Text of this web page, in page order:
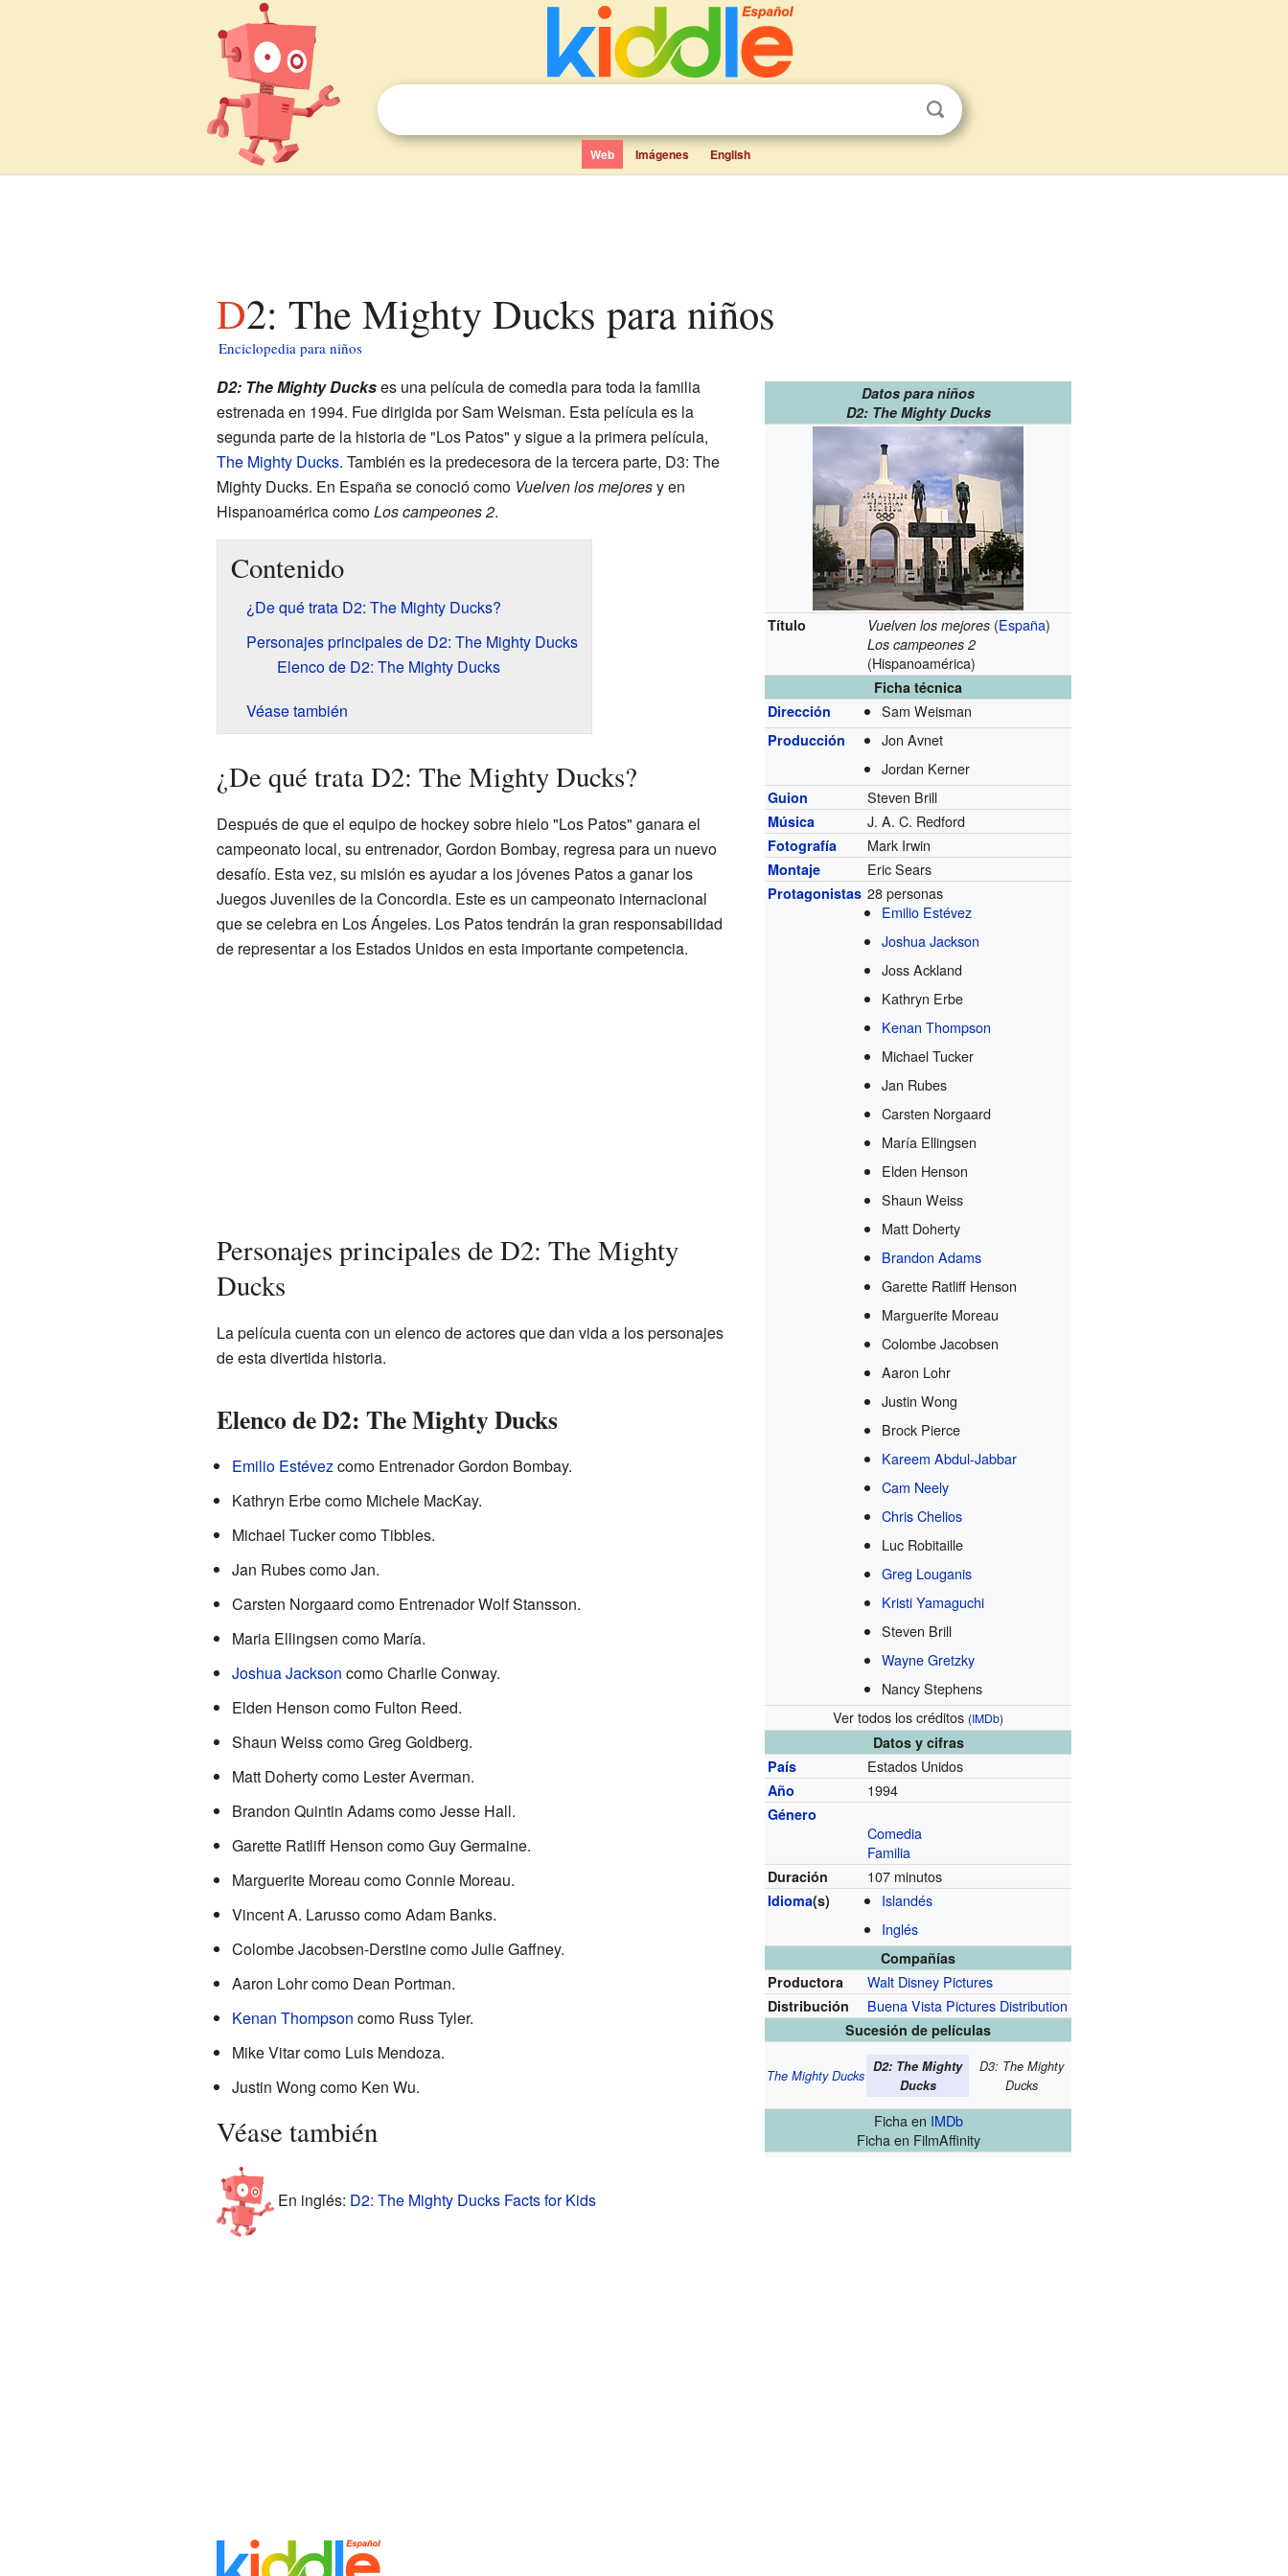
Web Imágenes English
D2: The Mighty Ducks para niños
Enciclopedia para niños
Datos para niños
D2: The Mighty Ducks
Título Vuelven los mejores (España)
Los campeones 2
(Hispanoamérica)
Ficha técnica
Dirección
Sam Weisman
Producción
Jon Avnet
Jordan Kerner
Guion Steven Brill
Música J. A. C. Redford
Fotografía Mark Irwin
Montaje Eric Sears
Protagonistas 28 personas
Emilio Estévez
Joshua Jackson
Joss Ackland
Kathryn Erbe
Kenan Thompson
Michael Tucker
Jan Rubes
Carsten Norgaard
María Ellingsen
Elden Henson
Shaun Weiss
Matt Doherty
Brandon Adams
Garette Ratliff Henson
Marguerite Moreau
Colombe Jacobsen
Aaron Lohr
Justin Wong
Brock Pierce
Kareem Abdul-Jabbar
Cam Neely
Chris Chelios
Luc Robitaille
Greg Louganis
Kristi Yamaguchi
Steven Brill
Wayne Gretzky
Nancy Stephens
Ver todos los créditos (IMDb)
Datos y cifras
País
Estados Unidos
Año 1994
Género
Comedia
Familia
Duración 107 minutos
Idioma(s)
Islandés
Inglés
Compañías
Productora
Walt Disney Pictures
Distribución Buena Vista Pictures Distribution
Sucesión de películas
The Mighty Ducks
D2: The Mighty
Ducks
D3: The Mighty
Ducks
Ficha en IMDb
Ficha en FilmAffinity
D2: The Mighty Duckses una película de comedia para toda la familia
estrenada en 1994. Fue dirigida por Sam Weisman. Esta película es la
segunda parte de la historia de "Los Patos" y sigue a la primera película,
The Mighty Ducks. También es la predecesora de la tercera parte, D3: The
Mighty Ducks. En España se conoció como Vuelven los mejoresy en
Hispanoamérica comoLos campeones 2.
Contenido
¿De qué trata D2: The Mighty Ducks?
Personajes principales de D2: The Mighty Ducks
Elenco de D2: The Mighty Ducks
Véase también
¿De qué trata D2: The Mighty Ducks?
Después de que el equipo de hockey sobre hielo "Los Patos" ganara el
campeonato local, su entrenador, Gordon Bombay, regresa para un nuevo
desafío. Esta vez, su misión es ayudar a los jóvenes Patos a ganar los
Juegos Juveniles de la Concordia. Este es un campeonato internacional
que se celebra en Los Ángeles. Los Patos tendrán la gran responsabilidad
de representar a los Estados Unidos en esta importante competencia.
Personajes principales de D2: The Mighty
Ducks
La película cuenta con un elenco de actores que dan vida a los personajes
de esta divertida historia.
Elenco de D2: The Mighty Ducks
Emilio Estévezcomo Entrenador Gordon Bombay.
Kathryn Erbe como Michele MacKay.
Michael Tucker como Tibbles.
Jan Rubes como Jan.
Carsten Norgaard como Entrenador Wolf Stansson.
Maria Ellingsen como María.
Joshua Jackson como Charlie Conway.
Elden Henson como Fulton Reed.
Shaun Weiss como Greg Goldberg.
Matt Doherty como Lester Averman.
Brandon Quintin Adams como Jesse Hall.
Garette Ratliff Henson como Guy Germaine.
Marguerite Moreau como Connie Moreau.
Vincent A. Larusso como Adam Banks.
Colombe Jacobsen-Derstine como Julie Gaffney.
Aaron Lohr como Dean Portman.
Kenan Thompson como Russ Tyler.
Mike Vitar como Luis Mendoza.
Justin Wong como Ken Wu.
Véase también
En inglés: D2: The Mighty Ducks Facts for Kids